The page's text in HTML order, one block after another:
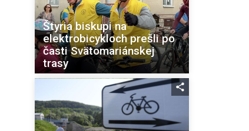
Štyria biskupi na
elektrobicykloch prešli po
časti Svätomariánskej
trasy